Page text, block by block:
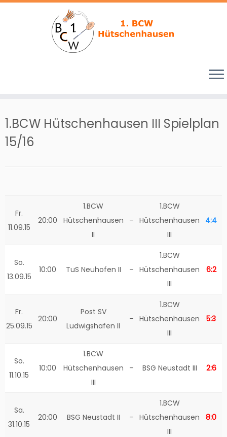
Inhalt
springen
1.BCW Hütschenhausen III Spielplan
15/16
Fr.
11.09.15
20:00
1.BCW
Hütschenhausen
II
–
1.BCW
Hütschenhausen
III
4:4
So.
13.09.15
10:00 TuS Neuhofen II –
1.BCW
Hütschenhausen
III
6:2
Fr.
25.09.15
20:00
Post SV
Ludwigshafen II
–
1.BCW
Hütschenhausen
III
5:3
So.
11.10.15
10:00
1.BCW
Hütschenhausen
III
– BSG Neustadt III 2:6
Sa.
31.10.15
20:00 BSG Neustadt II –
1.BCW
Hütschenhausen
III
8:0